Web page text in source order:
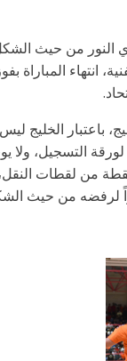
النور من حيث
باعتبار الخليج
من لقطات
من حيث